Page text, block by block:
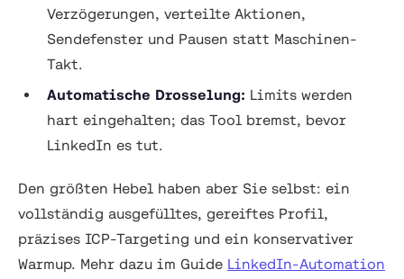
Verzögerungen, verteilte Aktionen,
Sendefenster und Pausen statt Maschinen-
Takt.
Automatische Drosselung: Limits werden
hart eingehalten; das Tool bremst, bevor
LinkedIn es tut.
Den größten Hebel haben aber Sie selbst: ein
vollständig ausgefülltes, gereiftes Profil,
präzises ICP-Targeting und ein konservativer
Warmup. Mehr dazu im Guide LinkedIn-Automation